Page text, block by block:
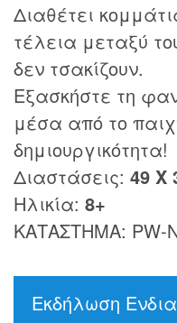
Διαθέτει
τέλεια μεταξύ
δεν τσακίζουν.
Εξασκήστε τη
μέσα από το
δημιουργικότητα!
Διαστάσεις: 49 Χ
Ηλικία: 8+
ΚΑΤΑΣΤΗΜΑ: PW-
Εκδήλωση